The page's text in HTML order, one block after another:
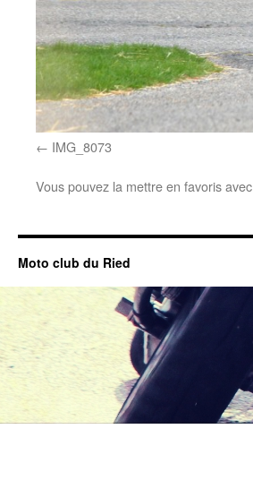
IMG_8073
Vous pouvez la mettre en favoris avec
Moto club du Ried